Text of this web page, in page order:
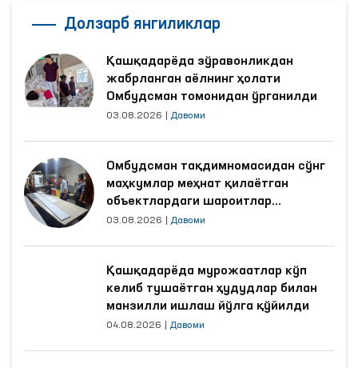
Долзарб янгиликлар
Қашқадарёда зўравонликдан
жабрланган аёлнинг ҳолати
Омбудсман томонидан ўрганилди
03.08.2026 Давоми
Омбудсман тақдимномасидан сўнг
маҳкумлар меҳнат қилаётган
объектлардаги шароитлар
яхшиланди
03.08.2026 Давоми
Қашқадарёда мурожаатлар кўп
келиб тушаётган ҳудудлар билан
манзилли ишлаш йўлга қўйилди
04.08.2026 Давоми